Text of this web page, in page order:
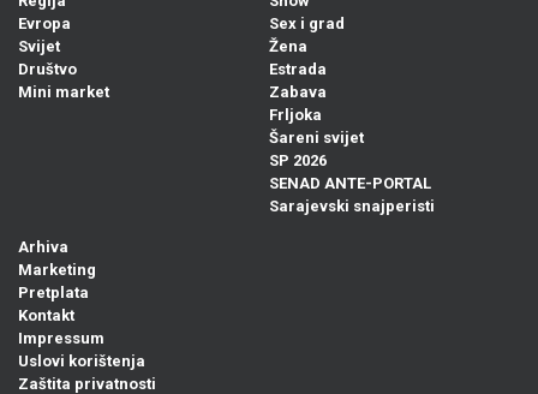
Evropa
Svijet
Društvo
Mini market
Sex i grad
Žena
Estrada
Zabava
Frljoka
Šareni svijet
SP 2026
SENAD ANTE-PORTAL
Sarajevski snajperisti
Arhiva
Marketing
Pretplata
Kontakt
Impressum
Uslovi korištenja
Zaštita privatnosti